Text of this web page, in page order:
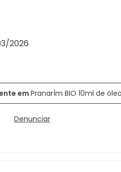
2026
emPranarÌm BIO 10ml de
Denunciar